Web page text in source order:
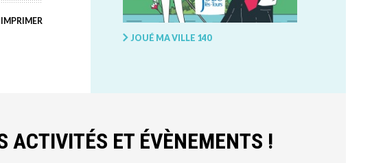
IMPRIMER
JOUÉ MA VILLE 140
ACTIVITÉS ET ÉVÈNEMENTS !